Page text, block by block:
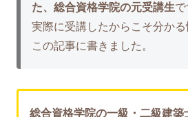
た、総合資格学院の元受講生で
実際に受講したからこそ分かる
この記事に書きました。
総合資格学院の一級・二級建築